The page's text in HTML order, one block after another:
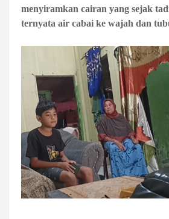
menyiramkan cairan yang sejak
ternyata air cabai ke wajah dan